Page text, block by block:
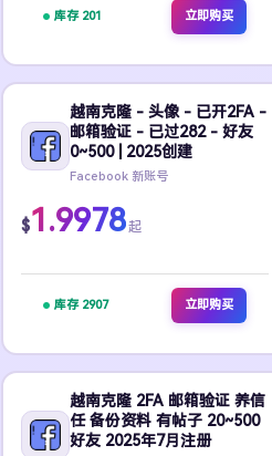
库存 201 立即购买
越南克隆 - 头像 - 已开2FA -
邮箱验证 - 已过282 - 好友
0~500 | 2025创建
Facebook 新账号
$1.9978起
库存 2907 立即购买
越南克隆 2FA 邮箱验证 养信
任 备份资料 有帖子 20~500
好友 2025年7月注册